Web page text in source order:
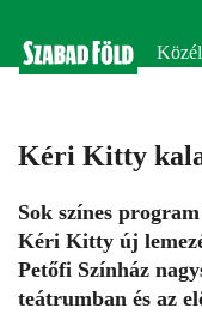
Kéri Kitty
Sok színes
Kéri Kitty új
Petőfi Színház
teátrumban és az